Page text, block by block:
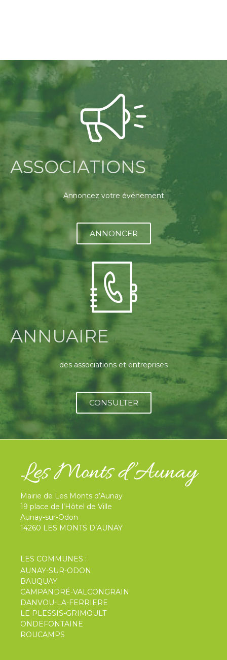
ASSOCIATIONS
Annoncez votre événement
ANNONCER
ANNUAIRE
des associations et entreprises
CONSULTER
Mairie de Les Monts d’Aunay
19 place de l’Hôtel de Ville
Aunay-sur-Odon
14260 LES MONTS D’AUNAY
LES COMMUNES :
AUNAY-SUR-ODON
BAUQUAY
CAMPANDRÉ-VALCONGRAIN
DANVOU-LA-FERRIERE
LE PLESSIS-GRIMOULT
ONDEFONTAINE
ROUCAMPS